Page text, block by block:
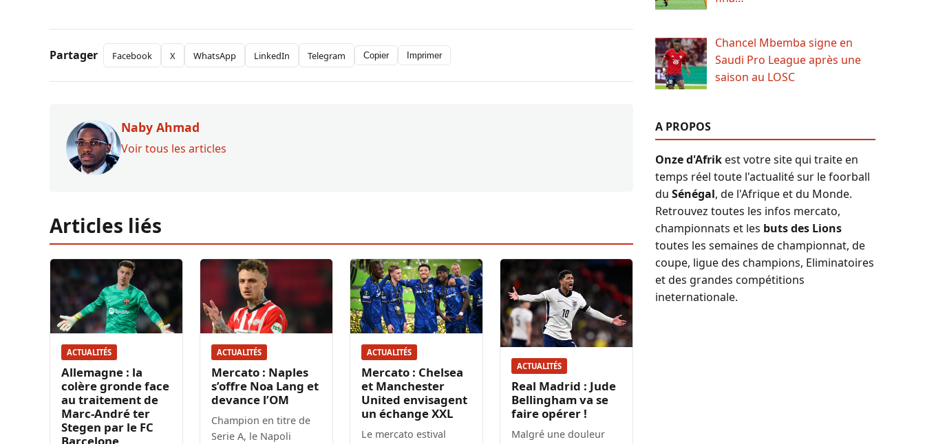
Partager Facebook X WhatsApp LinkedIn Telegram Copier Imprimer
Naby Ahmad
Voir tous les articles
Articles liés
ACTUALITÉS
Allemagne : la
colère gronde face
au traitement de
Marc-André ter
Stegen par le FC
ACTUALITÉS
Mercato : Naples
s’offre Noa Lang et
devance l’OM
Champion en titre de
Serie A, le Napoli
ACTUALITÉS
Mercato : Chelsea
et Manchester
United envisagent
un échange XXL
Le mercato estival
ACTUALITÉS
Real Madrid : Jude
Bellingham va se
faire opérer !
Malgré une douleur
Chancel Mbemba signe en
Saudi Pro League après une
saison au LOSC
A PROPOS
Onze d'Afrikest votre site qui traite en
temps réel toute l'actualité sur le foorball
du Sénégal, de l'Afrique et du Monde.
Retrouvez toutes les infos mercato,
championnats et les buts des Lions
toutes les semaines de championnat, de
coupe, ligue des champions, Eliminatoires
et des grandes compétitions
ineternationale.